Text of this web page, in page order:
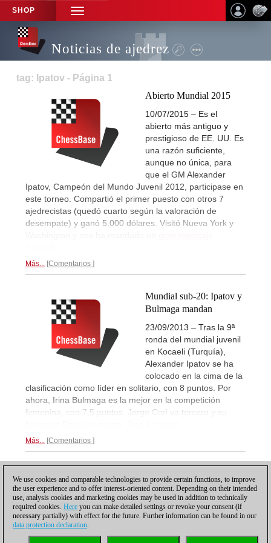
SHOP
TOGGLE
NAVIGATION
Noticias de ajedrez
tag: Ipatov - Página 1
Abierto Mundial 2015
10/07/2015 – Es el
abierto más antiguo y
prestigioso de EE. UU. Es
una razón suficiente,
aunque no única, para
que el GM Alexander
Ipatov, Campeón del Mundo Juvenil 2012, participase en
este torneo. Compartió el primer puesto con otros 7
ajedrecistas (quedó cuarto según la valoración de
desempate) y ganó 5.000 dólares. Visitó Nueva York y
Más... Comentarios
Mundial sub-20: Ipatov y
Bulmaga mandan
23/09/2013 – Tras la 9ª
ronda del mundial juvenil
en Kocaeli (Turquía),
Alexander Ipatov se ha
colocado en la cima de la
clasificación como líder en solitario, con 8 puntos. Por
ahora, Irina Bulmaga es la mejor en la competición
femenina, con 7,5 puntos. Jorge Cori va tercero y su
Más... Comentarios
We use cookies and comparable technologies to provide certain functions, to improve
the user experience and to offer interest-oriented content. Depending on their intended
use, analysis cookies and marketing cookies may be used in addition to technically
required cookies. Here you can make detailed settings or revoke your consent (if
necessary partially) with effect for the future. Further information can be found in our
data protection declaration.